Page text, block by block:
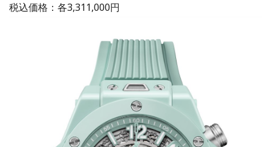
税込価格：各3,311,000円